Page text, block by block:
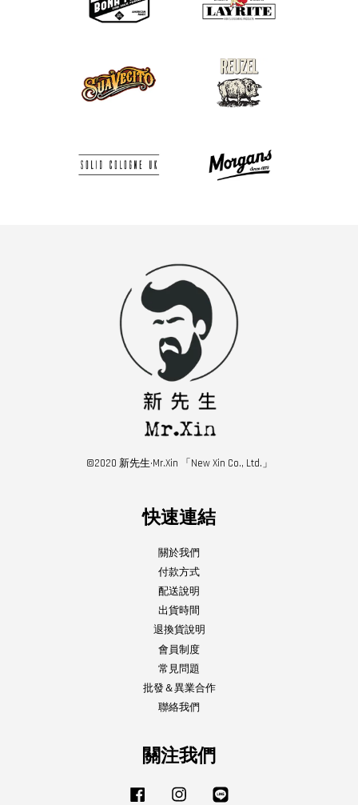
©2020 新先生·Mr.Xin 「New Xin Co., Ltd.」
快速連結
關於我們
付款方式
配送說明
出貨時間
退換貨說明
會員制度
常見問題
批發＆異業合作
聯絡我們
關注我們
Facebook Instagram